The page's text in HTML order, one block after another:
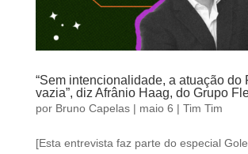
“Sem intencionalidade, a atuação do
vazia”, diz Afrânio Haag, do Grupo
por Bruno Capelas| maio 6 | Tim Tim
[Esta entrevista faz parte do especial